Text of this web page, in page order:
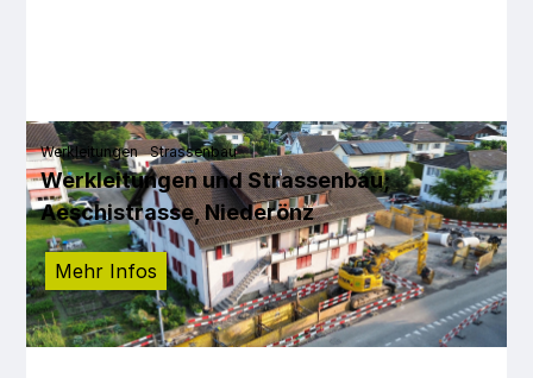
Werkleitungen Strassenbau
Werkleitungen und Strassenbau;
Aeschistrasse, Niederönz
Mehr Infos